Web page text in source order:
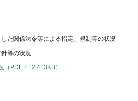
た関係法令等による指定、規制等の状況
等の状況
PDF：12,413KB）